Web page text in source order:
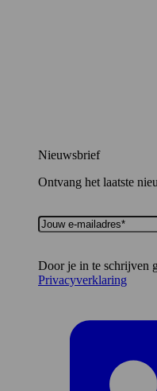
Nieuwsbrief
Ontvang het laatste
Jouw
e-
Door je in te schrijven
Privacyverklaring